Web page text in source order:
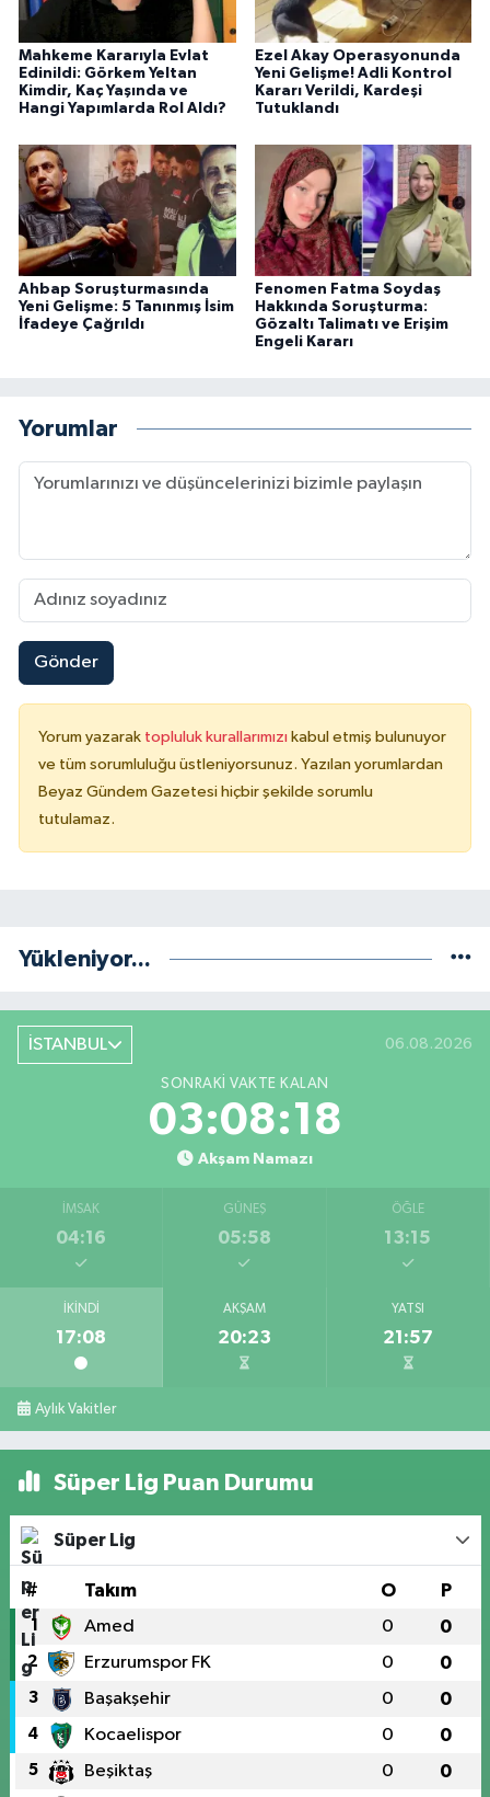
Mahkeme Kararıyla Evlat
Edinildi: Görkem Yeltan
Kimdir, Kaç Yaşında ve
Hangi Yapımlarda Rol Aldı?
Ezel Akay Operasyonunda
Yeni Gelişme! Adli Kontrol
Kararı Verildi, Kardeşi
Tutuklandı
Ahbap Soruşturmasında
Yeni Gelişme: 5 Tanınmış İsim
İfadeye Çağrıldı
Fenomen Fatma Soydaş
Hakkında Soruşturma:
Gözaltı Talimatı ve Erişim
Engeli Kararı
Yorumlar
Gönder
Yorum yazarak topluluk kurallarımızı kabul etmiş bulunuyor
ve tüm sorumluluğu üstleniyorsunuz. Yazılan yorumlardan
Beyaz Gündem Gazetesi hiçbir şekilde sorumlu
tutulamaz.
Yükleniyor...
İSTANBUL 06.08.2026
SONRAKI VAKTE KALAN
03:08:18
Akşam Namazı
İMSAK
04:16
GÜNEŞ
05:58
ÖĞLE
13:15
İKINDI
17:08
AKŞAM
20:23
YATSI
21:57
Aylık Vakitler
Süper Lig Puan Durumu
Süper Lig
# Takım O P
1 Amed 0 0
2 Erzurumspor FK 0 0
3 Başakşehir 0 0
4 Kocaelispor 0 0
5 Beşiktaş 0 0